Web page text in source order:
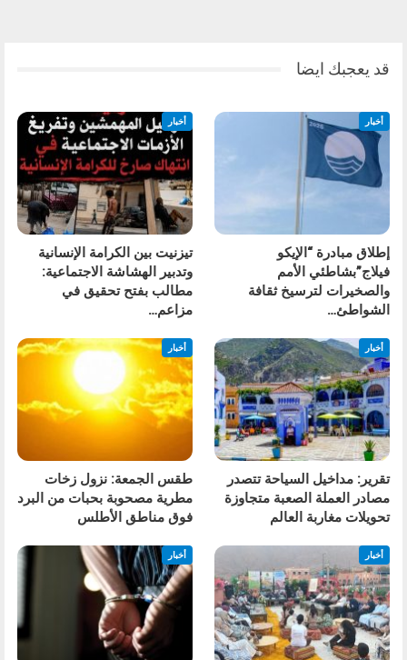
قد يعجبك ايضا
أخبار
إطلاق مبادرة “الإيكو
فيلاج”بشاطئي الأمم
والصخيرات لترسيخ ثقافة
الشواطئ…
أخبار
تيزنيت بين الكرامة الإنسانية
وتدبير الهشاشة الاجتماعية:
مطالب بفتح تحقيق في
مزاعم…
أخبار
تقرير: مداخيل السياحة تتصدر
مصادر العملة الصعبة متجاوزة
تحويلات مغاربة العالم
أخبار
طقس الجمعة: نزول زخات
مطرية مصحوبة بحبات من البرد
فوق مناطق الأطلس
أخبار أخبار